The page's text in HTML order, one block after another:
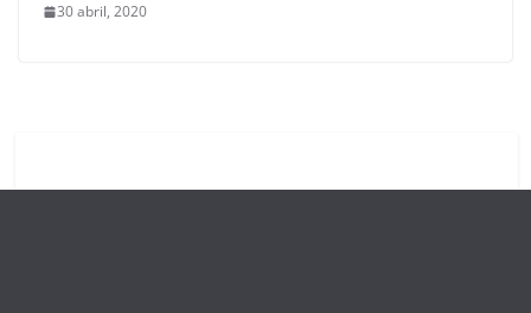
30 abril, 2020